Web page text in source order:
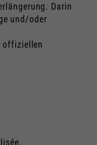
Darin
und/oder
offiziellen